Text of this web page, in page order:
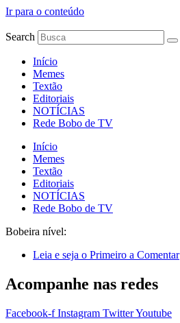
Ir para o conteúdo
Search
Início
Memes
Textão
Editoriais
NOTÍCIAS
Rede Bobo de TV
Início
Memes
Textão
Editoriais
NOTÍCIAS
Rede Bobo de TV
Bobeira nível:
Leia e seja o Primeiro a Comentar
Acompanhe nas redes
Facebook-f Instagram TwitterYoutube